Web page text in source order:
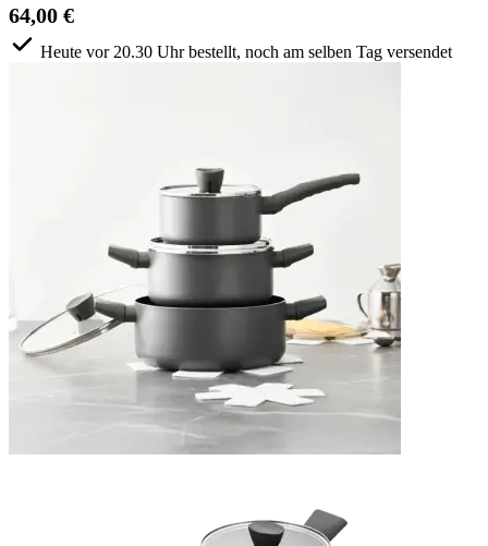
64,00 €
Heute vor 20.30 Uhr bestellt, noch am selben Tag versendet